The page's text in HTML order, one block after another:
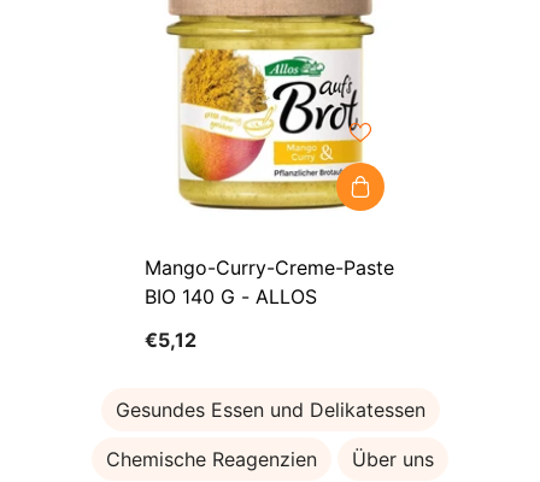
Mango-Curry-Creme-Paste
BIO 140 G - ALLOS
€5,12
Gesundes Essen und Delikatessen
Chemische Reagenzien Über uns